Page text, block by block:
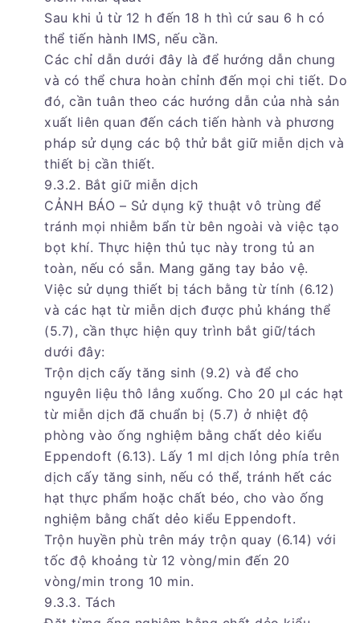
Sau khi ủ từ 12 h đến 18 h thì cứ sau 6 h có
thể tiến hành IMS, nếu cần.
Các chỉ dẫn dưới đây là để hướng dẫn chung
và có thể chưa hoàn chỉnh đến mọi chi tiết. Do
đó, cần tuân theo các hướng dẫn của nhà sản
xuất liên quan đến cách tiến hành và phương
pháp sử dụng các bộ thử bắt giữ miễn dịch và
thiết bị cần thiết.
9.3.2. Bắt giữ miễn dịch
CẢNH BÁO – Sử dụng kỹ thuật vô trùng để
tránh mọi nhiễm bẩn từ bên ngoài và việc tạo
bọt khí. Thực hiện thủ tục này trong tủ an
toàn, nếu có sẵn. Mang găng tay bảo vệ.
Việc sử dụng thiết bị tách bằng từ tính (6.12)
và các hạt từ miễn dịch được phủ kháng thể
(5.7), cần thực hiện quy trình bắt giữ/tách
dưới đây:
Trộn dịch cấy tăng sinh (9.2) và để cho
nguyên liệu thô lắng xuống. Cho 20 µl các hạt
từ miễn dịch đã chuẩn bị (5.7) ở nhiệt độ
phòng vào ống nghiệm bằng chất dẻo kiểu
Eppendoft (6.13). Lấy 1 ml dịch lỏng phía trên
dịch cấy tăng sinh, nếu có thể, tránh hết các
hạt thực phẩm hoặc chất béo, cho vào ống
nghiệm bằng chất dẻo kiểu Eppendoft.
Trộn huyền phù trên máy trộn quay (6.14) với
tốc độ khoảng từ 12 vòng/min đến 20
vòng/min trong 10 min.
9.3.3. Tách